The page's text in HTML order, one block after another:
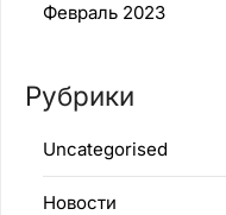
Февраль 2023
Рубрики
Uncategorised
Новости